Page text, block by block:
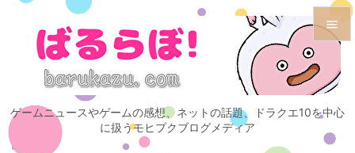
ゲームニュースやゲームの感想、ネットの話題、ドラクエ10を中心
に扱うモヒプクブログメディア

メニュ

サイド
